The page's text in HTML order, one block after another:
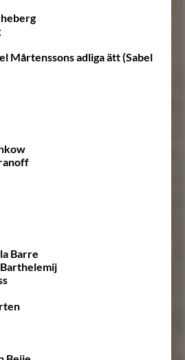
Mårtenssons adliga ätt (Sabel
Barre